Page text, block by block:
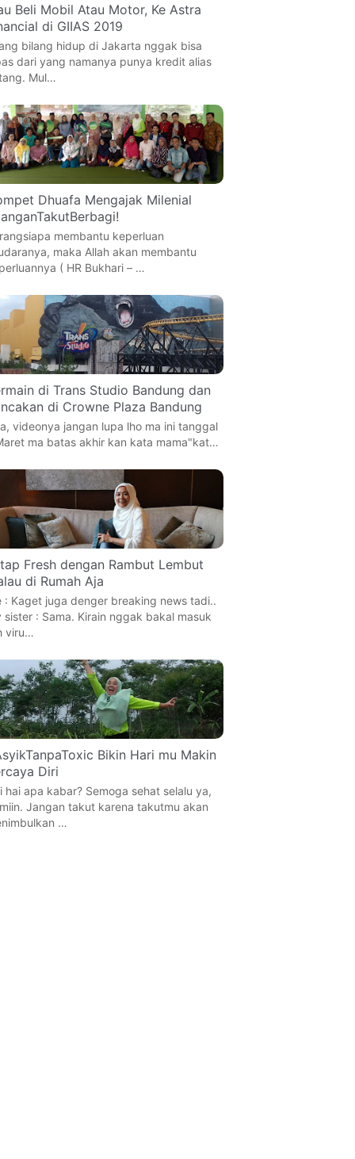
Beli Mobil Atau Motor, Ke Astra
di GIIAS 2019
bilang hidup di Jakarta nggak bisa
dari yang namanya punya kredit alias
Mul…
Dhuafa Mengajak Milenial
membantu keperluan
maka Allah akan membantu
( HR Bukhari – …
di Trans Studio Bandung dan
di Crowne Plaza Bandung
videonya jangan lupa lho ma ini tanggal
ma batas akhir kan kata mama"kat…
Fresh dengan Rambut Lembut
di Rumah Aja
: Kaget juga denger breaking news tadi..
sister : Sama. Kirain nggak bakal masuk
viru…
Bikin Hari mu Makin
Diri
hai apa kabar? Semoga sehat selalu ya,
Jangan takut karena takutmu akan
…